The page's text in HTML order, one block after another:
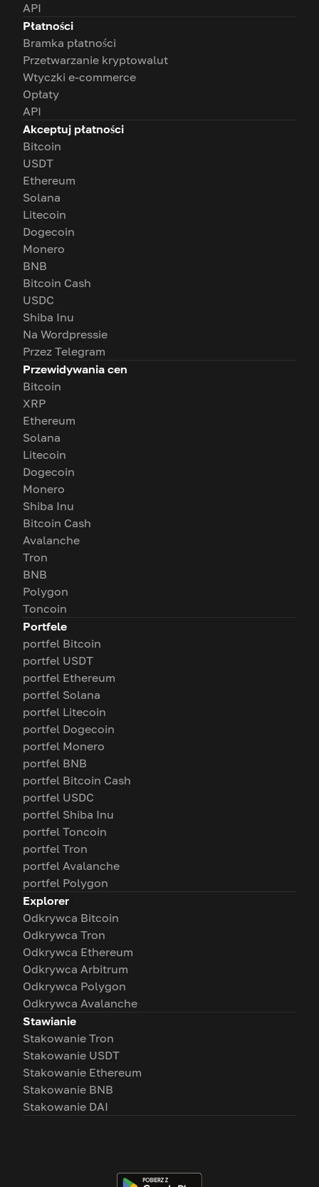
API
Płatności
Bramka płatności
Przetwarzanie kryptowalut
Wtyczki e-commerce
Opłaty
API
Akceptuj płatności
Bitcoin
USDT
Ethereum
Solana
Litecoin
Dogecoin
Monero
BNB
Bitcoin Cash
USDC
Shiba Inu
Na Wordpressie
Przez Telegram
Przewidywania cen
Bitcoin
XRP
Ethereum
Solana
Litecoin
Dogecoin
Monero
Shiba Inu
Bitcoin Cash
Avalanche
Tron
BNB
Polygon
Toncoin
Portfele
portfel Bitcoin
portfel USDT
portfel Ethereum
portfel Solana
portfel Litecoin
portfel Dogecoin
portfel Monero
portfel BNB
portfel Bitcoin Cash
portfel USDC
portfel Shiba Inu
portfel Toncoin
portfel Tron
portfel Avalanche
portfel Polygon
Explorer
Odkrywca Bitcoin
Odkrywca Tron
Odkrywca Ethereum
Odkrywca Arbitrum
Odkrywca Polygon
Odkrywca Avalanche
Stawianie
Stakowanie Tron
Stakowanie USDT
Stakowanie Ethereum
Stakowanie BNB
Stakowanie DAI